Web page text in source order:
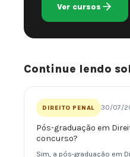
Ver cursos
Continue lendo
DIREITO PENAL 30/07/
Pós-graduação em
concurso?
Sim, a pós-graduação em